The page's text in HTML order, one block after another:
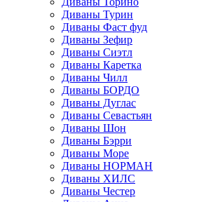
Диваны Турин
Диваны Фаст фуд
Диваны Зефир
Диваны Сиэтл
Диваны Каретка
Диваны Чилл
Диваны БОРДО
Диваны Дуглас
Диваны Севастьян
Диваны Шон
Диваны Бэрри
Диваны Море
Диваны НОРМАН
Диваны ХИЛС
Диваны Честер